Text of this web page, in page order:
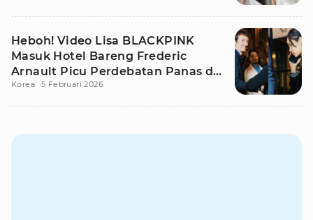
Heboh! Video Lisa BLACKPINK
Masuk Hotel Bareng Frederic
Arnault Picu Perdebatan Panas di
Medsos
Korea 5 Februari 2026